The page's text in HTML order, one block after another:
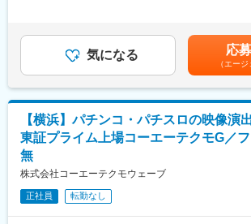
・コンテンツ毎の日本国内撮影、制作会社
ター「4DX」をはじめとし、3面マルチプロ
「ScreenX」など様々な最新シネマ技術とコ
います。
へ最新かつ最高のエンタメ体験を届けるとい
給与補足＞■昇給：年1回（4月）■別途イン
年1回（1月）※会社業績及び個人の業績等に
くまでも目安の金額であり、選考を通じて上
ます。月給(月額)は固定手当を含めた表記で
気になる 応
（エー
【横浜】パチンコ・パチスロの映像演
東証プライム上場コーエーテクモG／
無
株式会社コーエーテクモウェーブ
正社員 転勤なし